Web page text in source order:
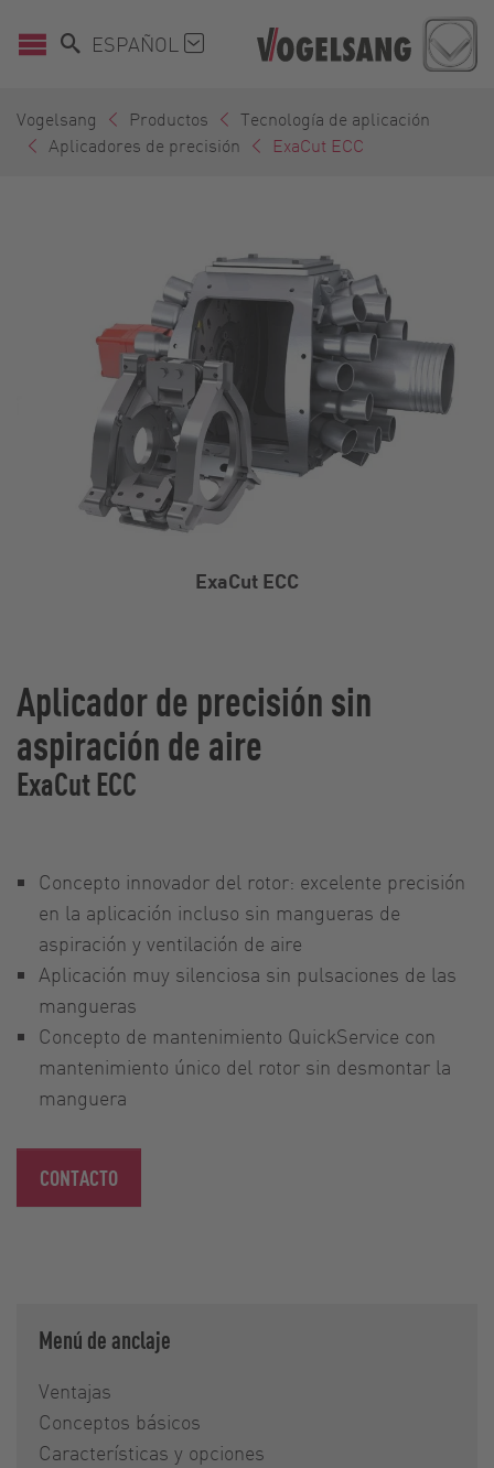
ESPAÑOL
Vogelsang Productos
Tecnología de aplicación
Aplicadores de precisión
ExaCut ECC
ExaCut ECC
Aplicador de precisión sin
aspiración de aire
ExaCut ECC
Concepto innovador del rotor: excelente precisión
en la aplicación incluso sin mangueras de
aspiración y ventilación de aire
Aplicación muy silenciosa sin pulsaciones de las
mangueras
Concepto de mantenimiento QuickService con
mantenimiento único del rotor sin desmontar la
manguera
CONTACTO
Menú de anclaje
Ventajas
Conceptos básicos
Características y opciones